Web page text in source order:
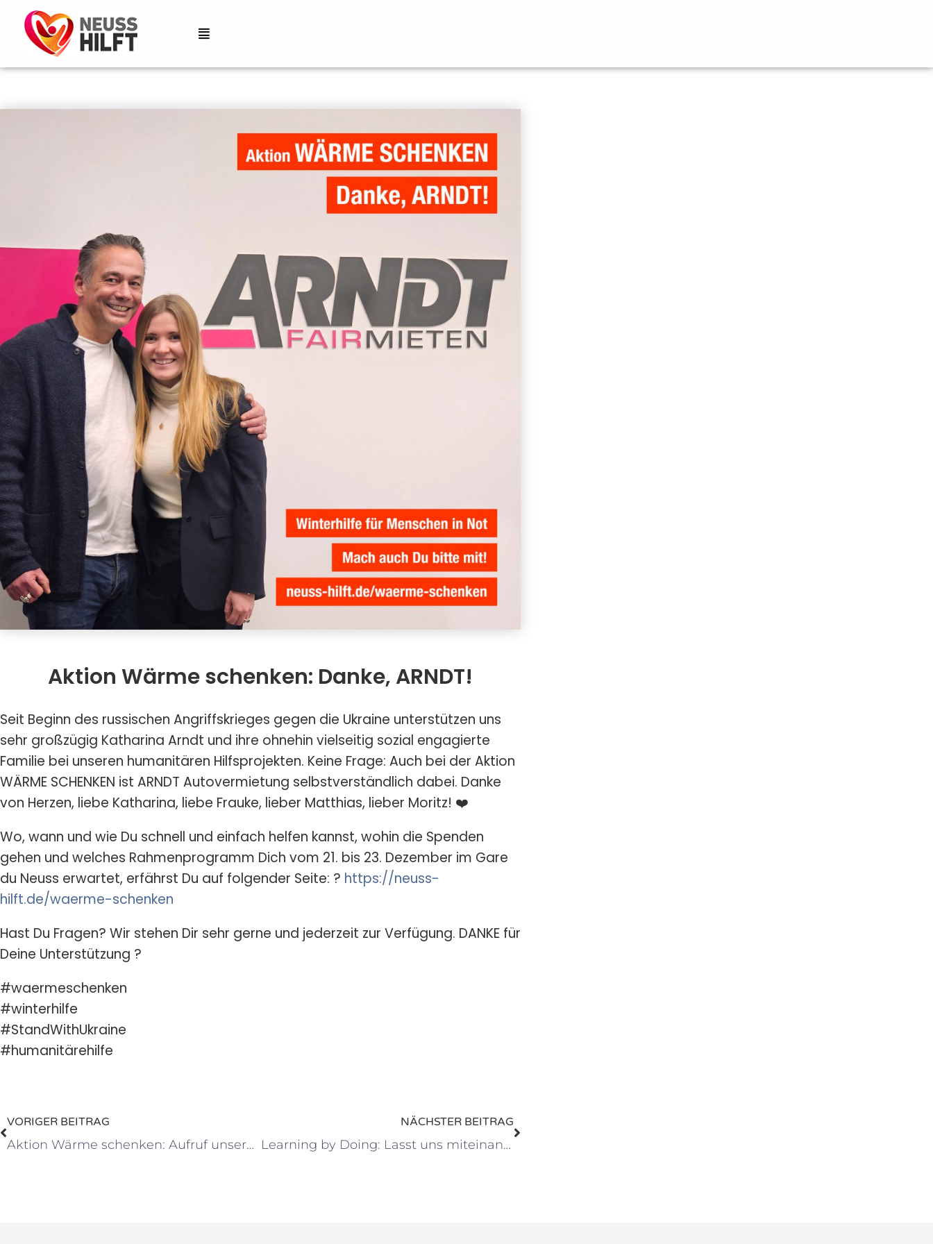
Aktion Wärme schenken: Danke, ARNDT!
Seit Beginn des russischen Angriffskrieges gegen die Ukraine unterstützen uns
sehr großzügig Katharina Arndt und ihre ohnehin vielseitig sozial engagierte
Familie bei unseren humanitären Hilfsprojekten. Keine Frage: Auch bei der Aktion
WÄRME SCHENKEN ist ARNDT Autovermietung selbstverständlich dabei. Danke
von Herzen, liebe Katharina, liebe Frauke, lieber Matthias, lieber Moritz! ❤️
Wo, wann und wie Du schnell und einfach helfen kannst, wohin die Spenden
gehen und welches Rahmenprogramm Dich vom 21. bis 23. Dezember im Gare
du Neuss erwartet, erfährst Du auf folgender Seite: ? https://neuss-
hilft.de/waerme-schenken
Hast Du Fragen? Wir stehen Dir sehr gerne und jederzeit zur Verfügung. DANKE für
Deine Unterstützung ?
#waermeschenken
#winterhilfe
#StandWithUkraine
#humanitärehilfe
VORIGER BEITRAG
Aktion Wärme schenken: Aufruf unserer Schirmfrau, Iryna Shum
NÄCHSTER BEITRAG
Learning by Doing: Lasst uns miteinander sprechen!